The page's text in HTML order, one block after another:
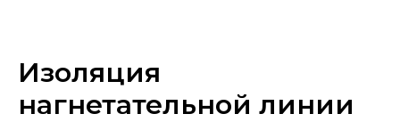
Изоляция
нагнетательной линии